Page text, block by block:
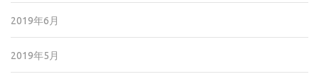
2019年6月
2019年5月